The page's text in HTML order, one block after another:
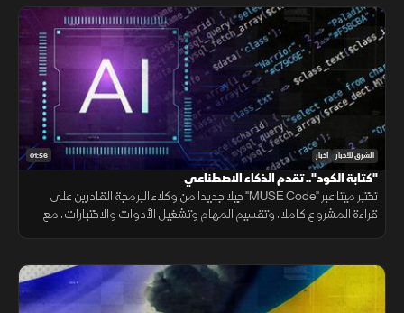
01:56 الشرق للأخبار أخبار
"كتابة الكود".. تقدم الذكاء الاصطناعي
تختبر ميتا عبر "MUSE Code" جيلا جديدا من وكلاء البرمجة القادرين على
قراءة المشروع كاملا، وتقسيم المهام وتشغيل الأدوات والاختبارات، مع